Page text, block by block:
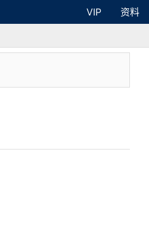
VIP
资料